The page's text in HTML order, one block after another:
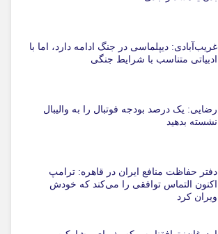
غریب‌آبادی: دیپلماسی در جنگ ادامه دارد، اما با
ادبیاتی متناسب با شرایط جنگی
رضایی: یک درصد بودجه فوتبال را به والیبال
نشسته بدهید
دفتر حفاظت منافع ایران در قاهره: ترامپ
اکنون التماس توافقی را می‌کند که خودش
ویران کرد